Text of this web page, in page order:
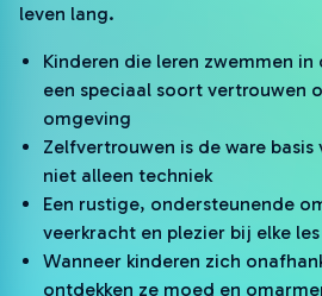
leven lang.
Kinderen die leren zwemmen
een speciaal soort vertrouwen
omgeving
Zelfvertrouwen is de ware
niet alleen techniek
Een rustige, ondersteunende
veerkracht en plezier bij elke les
Wanneer kinderen zich
ontdekken ze moed en